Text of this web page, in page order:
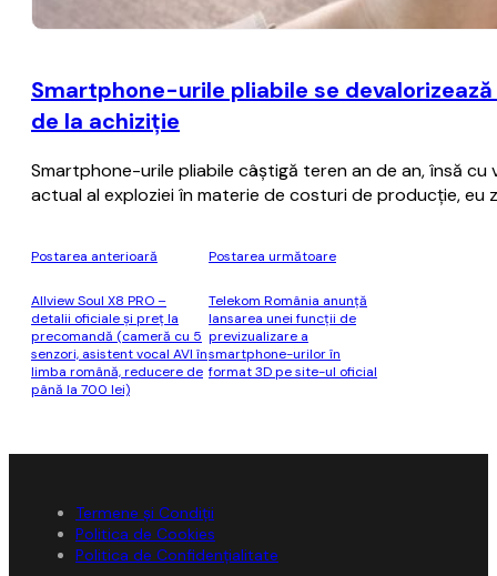
Smartphone-urile pliabile se
de la achiziţie
Smartphone-urile pliabile câştigă teren an de an, însă
actual al exploziei în materie de costuri de producţie,
Postarea anterioară
Allview Soul X8 PRO –
detalii oficiale și preț la
precomandă (cameră cu 5
senzori, asistent vocal AVI în
limba română, reducere de
până la 700 lei)
Postarea următoare
Telekom România anunţă
lansarea unei funcţii de
previzualizare a
smartphone-urilor în
format 3D pe site-ul oficial
Termene și Condiții
Politica de Cookies
Politica de Confidențialitate